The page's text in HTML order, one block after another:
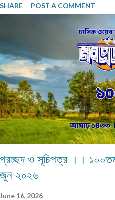
গঠিত সংসার নীলিমাদের পরিবার। মধ্যবিত্ত
হয় তবুও কোনো অত্যুক্তি করা হয় না। বাবার
এই কঠোর এবং কঠিন পরিস্থিতিতেও নীলিমার মা
পড়াশুনার প্রতি যথেষ্ট তৎপর ও সহানুভূতিশীল। তাদের
তাদেরকে বিদ্যালয়ের মুখ দেখিয়েছে – টিউশনের
প্রতিদিন ভগবানের কাছে প্রার্থনা করেছে। পাঁচ-
একপ...
SHARE POST A COMMENT
প্রচ্ছদ ও সূচিপত্র ।।
জুন ২০২৬
June 16, 2026